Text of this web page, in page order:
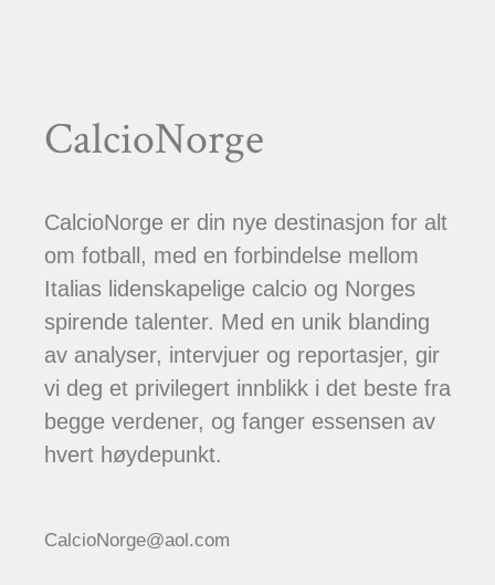
CalcioNorge
CalcioNorge er din nye destinasjon for alt
om fotball, med en forbindelse mellom
Italias lidenskapelige calcio og Norges
spirende talenter. Med en unik blanding
av analyser, intervjuer og reportasjer, gir
vi deg et privilegert innblikk i det beste fra
begge verdener, og fanger essensen av
hvert høydepunkt.
CalcioNorge@aol.com